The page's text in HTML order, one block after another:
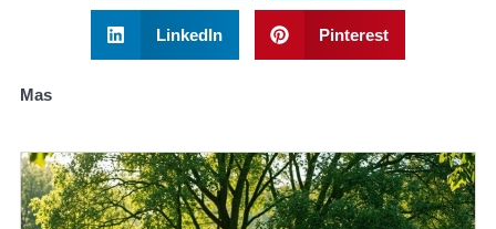
LinkedIn Pinterest
Mas